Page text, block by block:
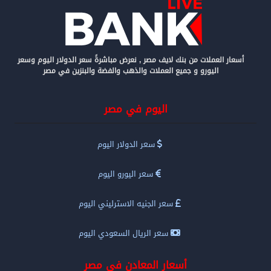
أسعار العملات من بنك لايف مصر , نعرض مباشرةً سعر الدولار اليوم وسعر
اليورو و جميع العملات والذهب والفضة والبنزين في مصر
اليوم في مصر
سعر الدولار اليوم
سعر اليورو اليوم
سعر الجنيه الاسترليني اليوم
سعر الريال السعودي اليوم
أسعار المعادن في مصر